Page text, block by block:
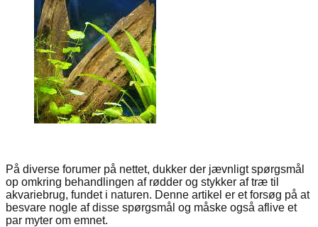
På diverse forumer på nettet, dukker der jævnligt spørgsmål
op omkring behandlingen af rødder og stykker af træ til
akvariebrug, fundet i naturen. Denne artikel er et forsøg på at
besvare nogle af disse spørgsmål og måske også aflive et
par myter om emnet.